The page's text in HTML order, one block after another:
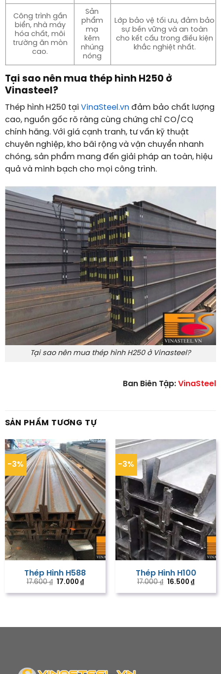
Công trình gần
biển, nhà máy
hóa chất, môi
trường ăn mòn
cao.
Sản
phẩm
mạ
kẽm
nhúng
nóng
Lớp bảo vệ tối ưu, đảm bảo
sự bền vững và an toàn
cho kết cấu trong điều kiện
khắc nghiệt nhất.
Tại sao nên mua thép hình H250 ở
Vinasteel?
Thép hình H250 tại VinaSteel.vn đảm bảo chất lượng
cao, nguồn gốc rõ ràng cùng chứng chỉ CO/CQ
chính hãng. Với giá cạnh tranh, tư vấn kỹ thuật
chuyên nghiệp, kho bãi rộng và vận chuyển nhanh
chóng, sản phẩm mang đến giải pháp an toàn, hiệu
quả và minh bạch cho mọi công trình.
Tại sao nên mua thép hình H250 ở Vinasteel?
Ban Biên Tập: VinaSteel
SẢN PHẨM TƯƠNG TỰ
-3%
Thép Hình H588
17.600₫ Giá
là:
17.000 ₫Giá
tại
-3%
Thép Hình H100
17.000₫ Giá
là:
16.500₫Giá
tại